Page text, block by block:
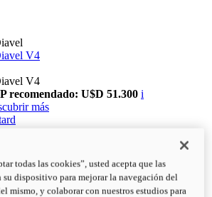
V4
V4
recomendado: U$D 51.300 i
más
todas las cookies”, usted acepta que las
su dispositivo para mejorar la navegación del
mismo, y colaborar con nuestros estudios para